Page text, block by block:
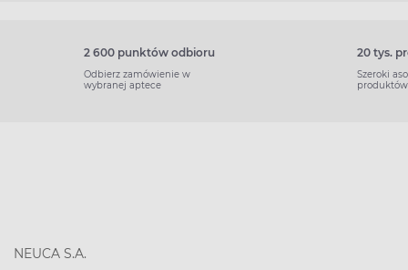
2 600 punktów odbioru
Odbierz zamówienie w
wybranej aptece
20 tys.
Szeroki
produktów
NEUCA S.A.